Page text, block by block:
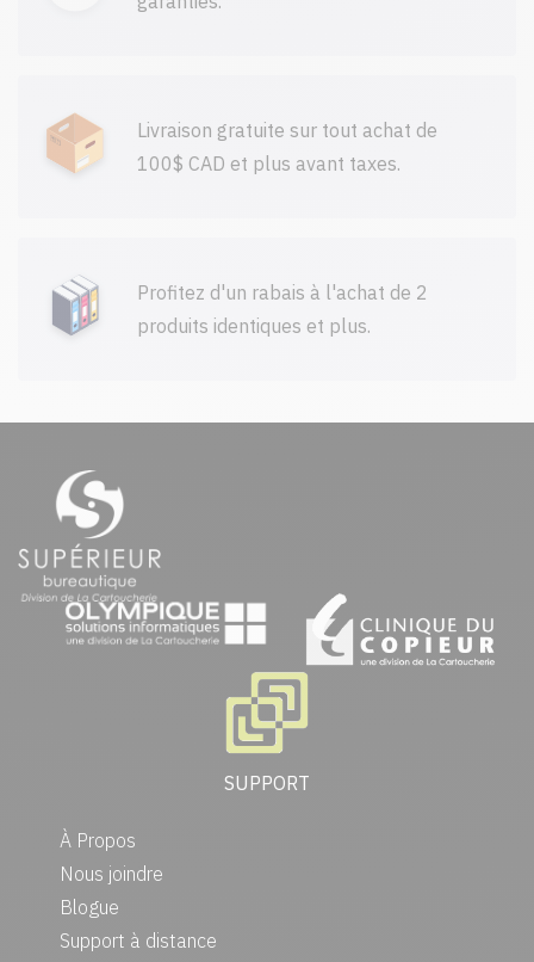
Livraison gratuite sur tout achat de
100$ CAD et plus avant taxes.
Profitez d'un rabais à l'achat de 2
produits identiques et plus.
SUPPORT
À Propos
Nous joindre
Blogue
Support à distance